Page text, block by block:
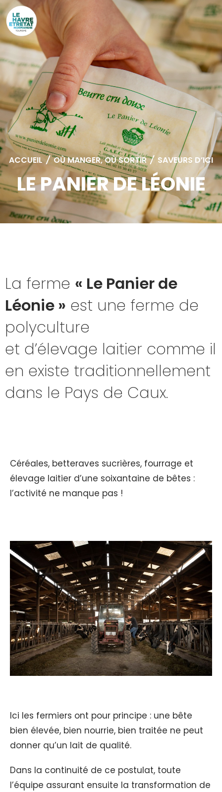
ACCUEIL / OÙ MANGER, OÙ SORTIR / SAVEURS D’ICI
LE PANIER DE LÉONIE
La ferme « Le Panier de
Léonie » est une ferme de
polyculture
et d’élevage laitier comme il
en existe traditionnellement
dans le Pays de Caux.
Céréales, betteraves sucrières, fourrage et
élevage laitier d’une soixantaine de bêtes :
l’activité ne manque pas !
Ici les fermiers ont pour principe : une bête
bien élevée, bien nourrie, bien traitée ne peut
donner qu’un lait de qualité.
Dans la continuité de ce postulat, toute
l’équipe assurant ensuite la transformation de
Cookies management panel